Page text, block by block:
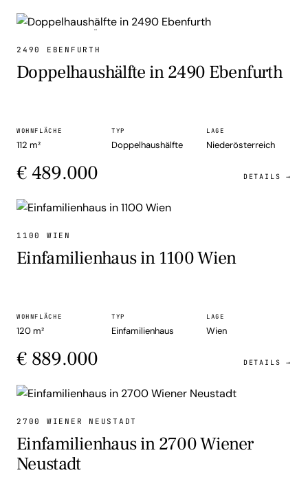
DOPPELHAUSHÄLFTE
2490 EBENFURTH
Doppelhaushälfte in 2490 Ebenfurth
WOHNFLÄCHE
112 m²
TYP
Doppelhaushälfte
LAGE
Niederösterreich
€ 489.000 DETAILS →
1100 WIEN
Einfamilienhaus in 1100 Wien
WOHNFLÄCHE
120 m²
TYP
Einfamilienhaus
LAGE
Wien
€ 889.000 DETAILS →
2700 WIENER NEUSTADT
Einfamilienhaus in 2700 Wiener
Neustadt